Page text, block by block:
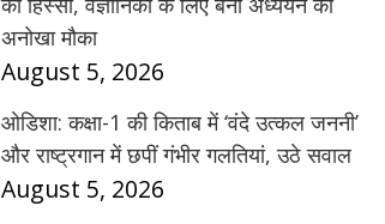
अनोखा मौका
August 5, 2026
ओडिशा: कक्षा-1 की किताब में ‘वंदे उत्कल जननी’
और राष्ट्रगान में छपीं गंभीर गलतियां, उठे सवाल
August 5, 2026